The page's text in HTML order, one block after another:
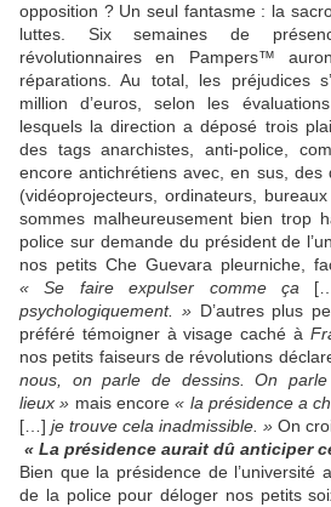
opposition ? Un seul fantasme : la
luttes. Six semaines de
révolutionnaires en Pampers™
réparations. Au total, les préjudices
million d’euros, selon les
lesquels la direction a déposé trois
des tags anarchistes, anti-police,
encore antichrétiens avec, en sus, des
(vidéoprojecteurs, ordinateurs,
sommes malheureusement bien trop
police sur demande du président de
nos petits Che Guevara pleurniche,
« Se faire expulser comme ça
psychologiquement. »D’autres plus
préféré témoigner à visage caché à
nos petits faiseurs de révolutions
nous, on parle de dessins. On
lieux » mais encore« la présidence a
[…] je trouve cela inadmissible. » On
« La présidence aurait dû anticiper
Bien que la présidence de l’université
de la police pour déloger nos petits